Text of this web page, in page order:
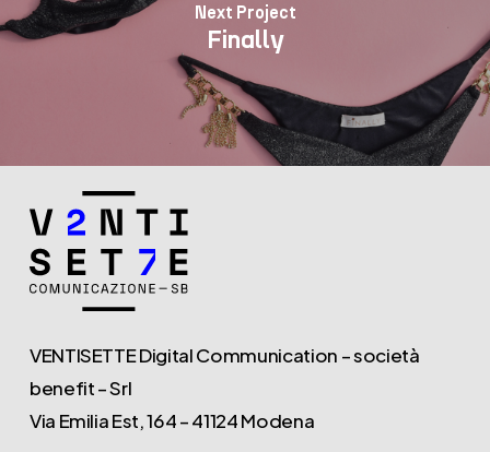
Next Project
Finally
VENTISETTE Digital Communication – società
benefit – Srl
Via Emilia Est, 164 – 41124 Modena